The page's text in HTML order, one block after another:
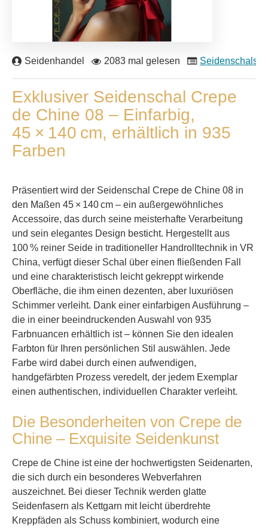
Seidenhandel 2083 mal gelesen Seidenschals
Exklusiver Seidenschal Crepe
de Chine 08 – Einfarbig,
45 × 140 cm, erhältlich in 935
Farben
Präsentiert wird der Seidenschal Crepe de Chine 08 in
den Maßen 45 × 140 cm – ein außergewöhnliches
Accessoire, das durch seine meisterhafte Verarbeitung
und sein elegantes Design besticht. Hergestellt aus
100 % reiner Seide in traditioneller Handrolltechnik in VR
China, verfügt dieser Schal über einen fließenden Fall
und eine charakteristisch leicht gekreppt wirkende
Oberfläche, die ihm einen dezenten, aber luxuriösen
Schimmer verleiht. Dank einer einfarbigen Ausführung –
die in einer beeindruckenden Auswahl von 935
Farbnuancen erhältlich ist – können Sie den idealen
Farbton für Ihren persönlichen Stil auswählen. Jede
Farbe wird dabei durch einen aufwendigen,
handgefärbten Prozess veredelt, der jedem Exemplar
einen authentischen, individuellen Charakter verleiht.
Die Besonderheiten von Crepe de
Chine – Exquisite Seidenkunst
Crepe de Chine ist eine der hochwertigsten Seidenarten,
die sich durch ein besonderes Webverfahren
auszeichnet. Bei dieser Technik werden glatte
Seidenfasern als Kettgarn mit leicht überdrehte
Kreppfäden als Schuss kombiniert, wodurch eine